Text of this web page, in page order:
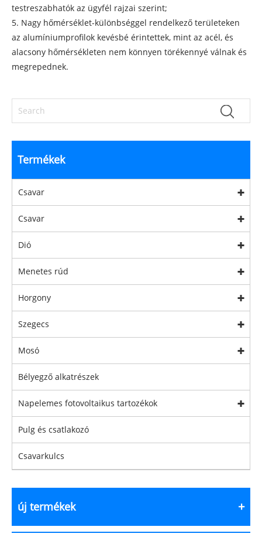
testreszabhatók az ügyfél rajzai szerint;
5. Nagy hőmérséklet-különbséggel rendelkező területeken
az alumíniumprofilok kevésbé érintettek, mint az acél, és
alacsony hőmérsékleten nem könnyen törékennyé válnak és
megrepednek.
Termékek
Csavar
Csavar
Dió
Menetes rúd
Horgony
Szegecs
Mosó
Bélyegző alkatrészek
Napelemes fotovoltaikus tartozékok
Pulg és csatlakozó
Csavarkulcs
új termékek